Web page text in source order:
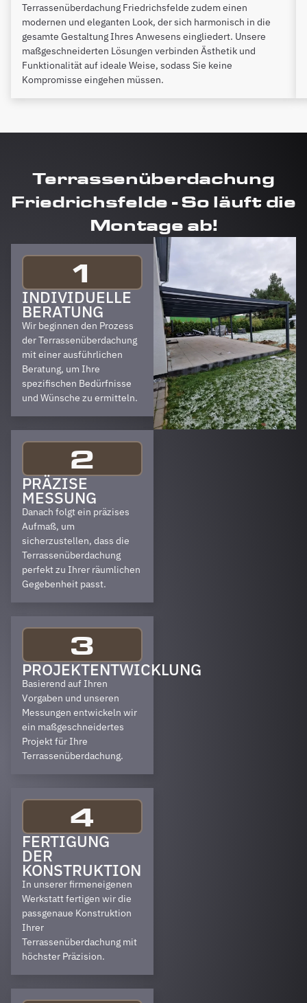
Terrassenüberdachung Friedrichsfelde zudem einen
modernen und eleganten Look, der sich harmonisch in die
gesamte Gestaltung Ihres Anwesens eingliedert. Unsere
maßgeschneiderten Lösungen verbinden Ästhetik und
Funktionalität auf ideale Weise, sodass Sie keine
Kompromisse eingehen müssen.
Terrassenüberdachung
Friedrichsfelde - So läuft die
Montage ab!
1
INDIVIDUELLE
BERATUNG
Wir beginnen den Prozess
der Terrassenüberdachung
mit einer ausführlichen
Beratung, um Ihre
spezifischen Bedürfnisse
und Wünsche zu ermitteln.
2
PRÄZISE
MESSUNG
Danach folgt ein präzises
Aufmaß, um
sicherzustellen, dass die
Terrassenüberdachung
perfekt zu Ihrer räumlichen
Gegebenheit passt.
3
PROJEKTENTWICKLUNG
Basierend auf Ihren
Vorgaben und unseren
Messungen entwickeln wir
ein maßgeschneidertes
Projekt für Ihre
Terrassenüberdachung.
4
FERTIGUNG
DER
KONSTRUKTION
In unserer firmeneigenen
Werkstatt fertigen wir die
passgenaue Konstruktion
Ihrer
Terrassenüberdachung mit
höchster Präzision.